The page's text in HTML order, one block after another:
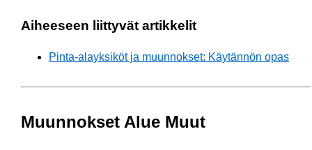
Aiheeseen liittyvät artikkelit
Pinta-alayksiköt ja muunnokset: Käytännön opas
Muunnokset Alue Muut